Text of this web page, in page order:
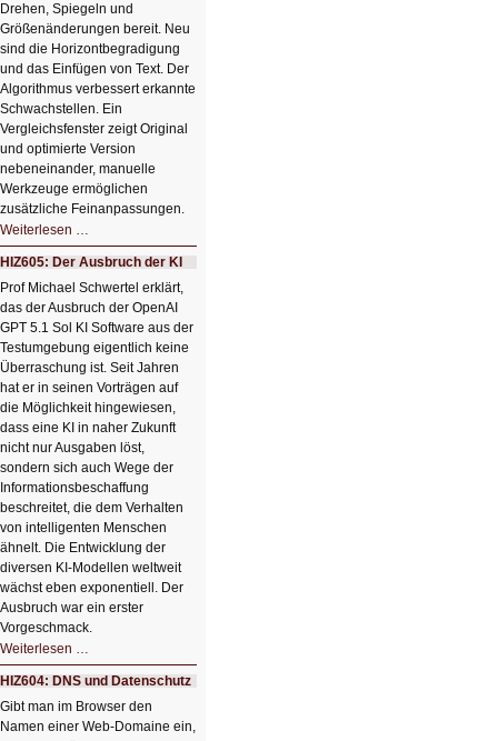
Drehen, Spiegeln und
Größenänderungen bereit. Neu
sind die Horizontbegradigung
und das Einfügen von Text. Der
Algorithmus verbessert erkannte
Schwachstellen. Ein
Vergleichsfenster zeigt Original
und optimierte Version
nebeneinander, manuelle
Werkzeuge ermöglichen
zusätzliche Feinanpassungen.
Weiterlesen …
Bildverschönerung
mit
einem
Klick
HIZ606:
Bildverschönerung
mit
einem
Klick
HIZ605: Der Ausbruch der KI
Prof Michael Schwertel erklärt,
das der Ausbruch der OpenAI
GPT 5.1 Sol KI Software aus der
Testumgebung eigentlich keine
Überraschung ist. Seit Jahren
hat er in seinen Vorträgen auf
die Möglichkeit hingewiesen,
dass eine KI in naher Zukunft
nicht nur Ausgaben löst,
sondern sich auch Wege der
Informationsbeschaffung
beschreitet, die dem Verhalten
von intelligenten Menschen
ähnelt. Die Entwicklung der
diversen KI-Modellen weltweit
wächst eben exponentiell. Der
Ausbruch war ein erster
Vorgeschmack.
Weiterlesen …
Der
Ausbruch
der
KI
HIZ604: DNS und Datenschutz
Gibt man im Browser den
Namen einer Web-Domaine ein,